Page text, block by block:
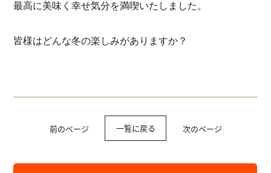
最高に美味く幸せ気分を満喫いたしました。
皆様はどんな冬の楽しみがありますか？
前のページ 一覧に戻る 次のページ